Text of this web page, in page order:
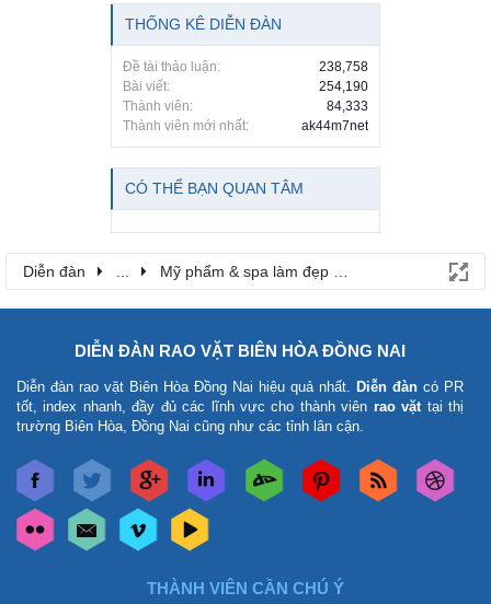
THỐNG KÊ DIỄN ĐÀN
Đề tài thảo luận:
238,758
Bài viết:
254,190
Thành viên:
84,333
Thành viên mới nhất:
ak44m7net
CÓ THỂ BẠN QUAN TÂM
Diễn đàn Mỹ phẩm & spa làm đẹp tại Đồng Nai
DIỄN ĐÀN RAO VẶT BIÊN HÒA ĐỒNG NAI
Diễn đàn rao vặt Biên Hòa Đồng Nai hiệu quả nhất. Diễn đàn có PR
tốt, index nhanh, đầy đủ các lĩnh vực cho thành viên rao vặt tại thị
trường Biên Hòa, Đồng Nai cũng như các tỉnh lân cận.
THÀNH VIÊN CẦN CHÚ Ý